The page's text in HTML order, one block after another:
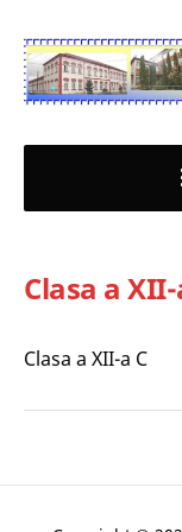
Clasa a XII-
Clasa a XII-a C